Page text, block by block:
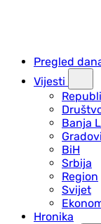
Pregled
Vijesti
Banja
BiH
Srbija
Region
Svijet
Hronika